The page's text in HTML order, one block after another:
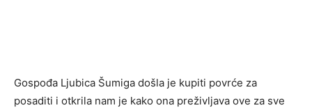
Gospođa Ljubica Šumiga došla je kupiti povrće za
posaditi i otkrila nam je kako ona preživljava ove za sve